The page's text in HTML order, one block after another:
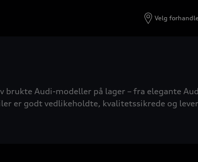
Velg
Audi-modeller på lager – fra elegante
er godt vedlikeholdte, kvalitetssikrede og